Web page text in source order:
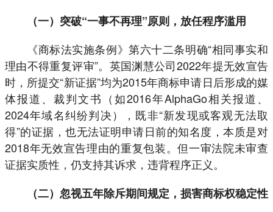
（一）突破“一事不再理”原则，放任程序滥用
《商标法实施条例》第六十二条明确“相同事实和
理由不得重复评审”。英国渊慧公司2022年提无效宣告
时，所提交“新证据”均为2015年商标申请日后形成的媒
体报道、裁判文书（如2016年AlphaGo相关报道、
2024年域名纠纷判决），既非“新发现或客观无法取
得”的证据，也无法证明申请日前的知名度，本质是对
2018年无效宣告理由的重复包装。但一审法院未审查
证据实质性，仍支持其诉求，违背程序正义。
（二）忽视五年除斥期间规定，损害商标权稳定性